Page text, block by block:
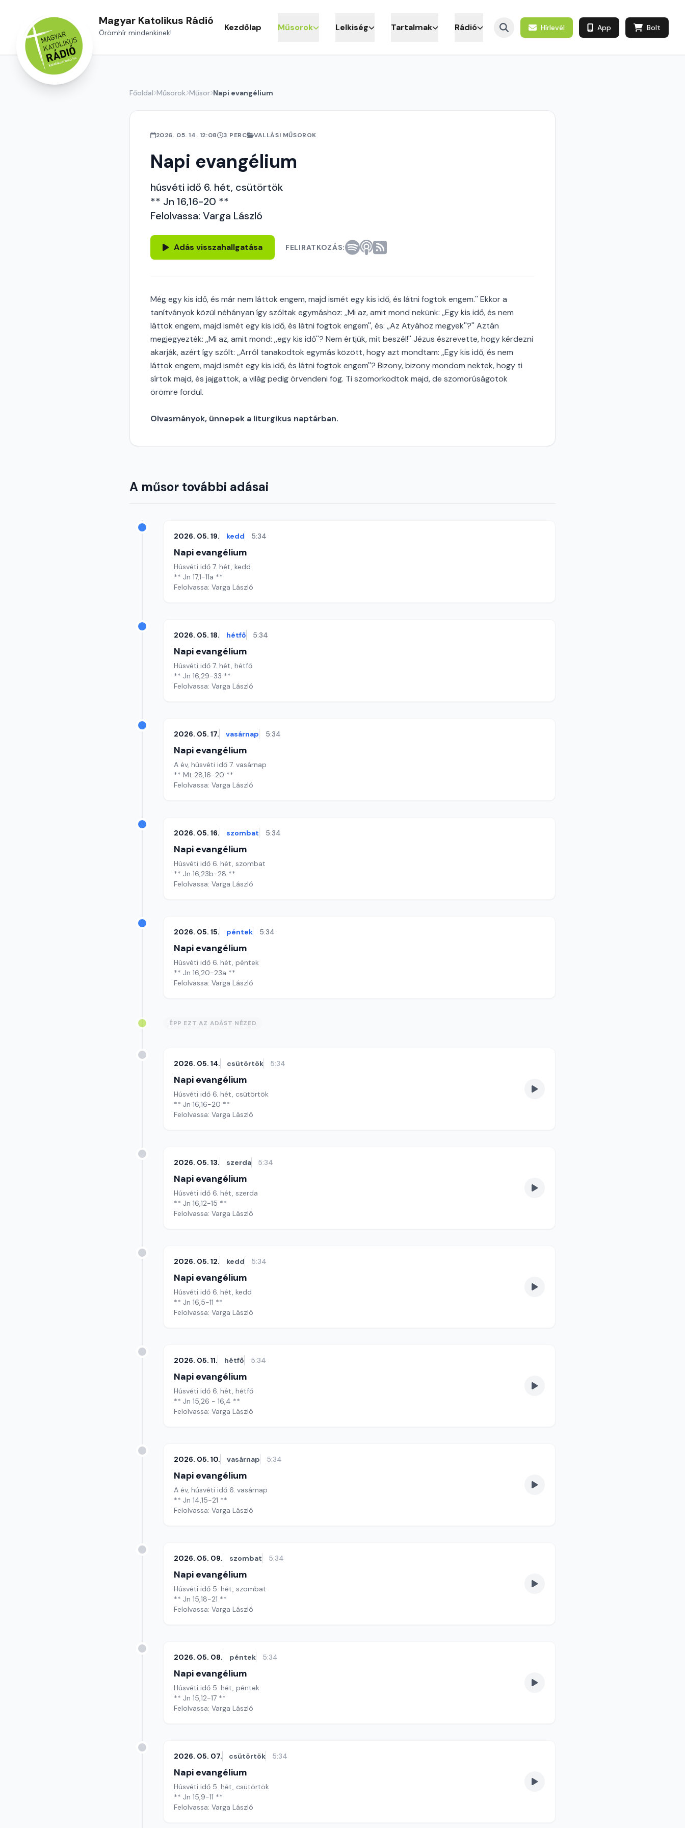
Magyar Katolikus Rádió
Örömhír mindenkinek! Kezdőlap Műsorok Lelkiség Tartalmak Rádió Hírlevél App Bolt
Főoldal Műsorok Műsor Napi evangélium
2026. 05. 14. 12:08 3 PERC VALLÁSI MŰSOROK
Napi evangélium
húsvéti idő 6. hét, csütörtök
** Jn 16,16-20 **
Felolvassa: Varga László
Adás visszahallgatása FELIRATKOZÁS:
Még egy kis idő, és már nem láttok engem, majd ismét egy kis idő, és látni fogtok engem.'' Ekkor a
tanítványok közül néhányan így szóltak egymáshoz: ,,Mi az, amit mond nekünk: ,,Egy kis idő, és nem
láttok engem, majd ismét egy kis idő, és látni fogtok engem'', és: ,,Az Atyához megyek''?'' Aztán
megjegyezték: ,,Mi az, amit mond: ,,egy kis idő''? Nem értjük, mit beszél!'' Jézus észrevette, hogy kérdezni
akarják, azért így szólt: ,,Arról tanakodtok egymás között, hogy azt mondtam: ,,Egy kis idő, és nem
láttok engem, majd ismét egy kis idő, és látni fogtok engem''? Bizony, bizony mondom nektek, hogy ti
sírtok majd, és jajgattok, a világ pedig örvendeni fog. Ti szomorkodtok majd, de szomorúságotok
örömre fordul.
Olvasmányok, ünnepek a liturgikus naptárban.
A műsor további adásai
2026. 05. 19. kedd 5:34
Napi evangélium
Húsvéti idő 7. hét, kedd
** Jn 17,1-11a **
Felolvassa: Varga László
2026. 05. 18. hétfő 5:34
Napi evangélium
Húsvéti idő 7. hét, hétfő
** Jn 16,29-33 **
Felolvassa: Varga László
2026. 05. 17. vasárnap 5:34
Napi evangélium
A év, húsvéti idő 7. vasárnap
** Mt 28,16-20 **
Felolvassa: Varga László
2026. 05. 16. szombat 5:34
Napi evangélium
Húsvéti idő 6. hét, szombat
** Jn 16,23b-28 **
Felolvassa: Varga László
2026. 05. 15. péntek 5:34
Napi evangélium
Húsvéti idő 6. hét, péntek
** Jn 16,20-23a **
Felolvassa: Varga László
ÉPP EZT AZ ADÁST NÉZED
2026. 05. 14. csütörtök 5:34
Napi evangélium
Húsvéti idő 6. hét, csütörtök
** Jn 16,16-20 **
Felolvassa: Varga László
2026. 05. 13. szerda 5:34
Napi evangélium
Húsvéti idő 6. hét, szerda
** Jn 16,12-15 **
Felolvassa: Varga László
2026. 05. 12. kedd 5:34
Napi evangélium
Húsvéti idő 6. hét, kedd
** Jn 16,5-11 **
Felolvassa: Varga László
2026. 05. 11. hétfő 5:34
Napi evangélium
Húsvéti idő 6. hét, hétfő
** Jn 15,26 - 16,4 **
Felolvassa: Varga László
2026. 05. 10. vasárnap 5:34
Napi evangélium
A év, húsvéti idő 6. vasárnap
** Jn 14,15-21 **
Felolvassa: Varga László
2026. 05. 09. szombat 5:34
Napi evangélium
Húsvéti idő 5. hét, szombat
** Jn 15,18-21 **
Felolvassa: Varga László
2026. 05. 08. péntek 5:34
Napi evangélium
Húsvéti idő 5. hét, péntek
** Jn 15,12-17 **
Felolvassa: Varga László
2026. 05. 07. csütörtök 5:34
Napi evangélium
Húsvéti idő 5. hét, csütörtök
** Jn 15,9-11 **
Felolvassa: Varga László